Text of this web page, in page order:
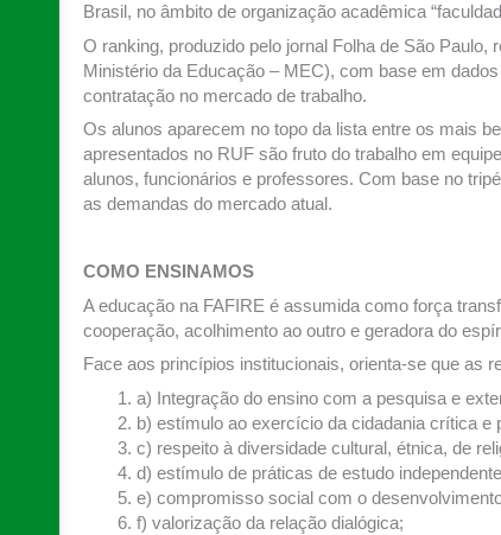
Brasil, no âmbito de organização acadêmica
O ranking, produzido pelo jornal Folha de São
Ministério da Educação – MEC), com base em
contratação no mercado de trabalho.
Os alunos aparecem no topo da lista entre os mais
apresentados no RUF são fruto do trabalho em
alunos, funcionários e professores. Com base no
as demandas do mercado atual.
COMO ENSINAMOS
A educação na FAFIRE é assumida como força
cooperação, acolhimento ao outro e geradora do
Face aos princípios institucionais, orienta-se que as
a) Integração do ensino com a pesquisa e
b) estímulo ao exercício da cidadania crítica e
c) respeito à diversidade cultural, étnica, de
d) estímulo de práticas de estudo
e) compromisso social com o
f) valorização da relação dialógica;